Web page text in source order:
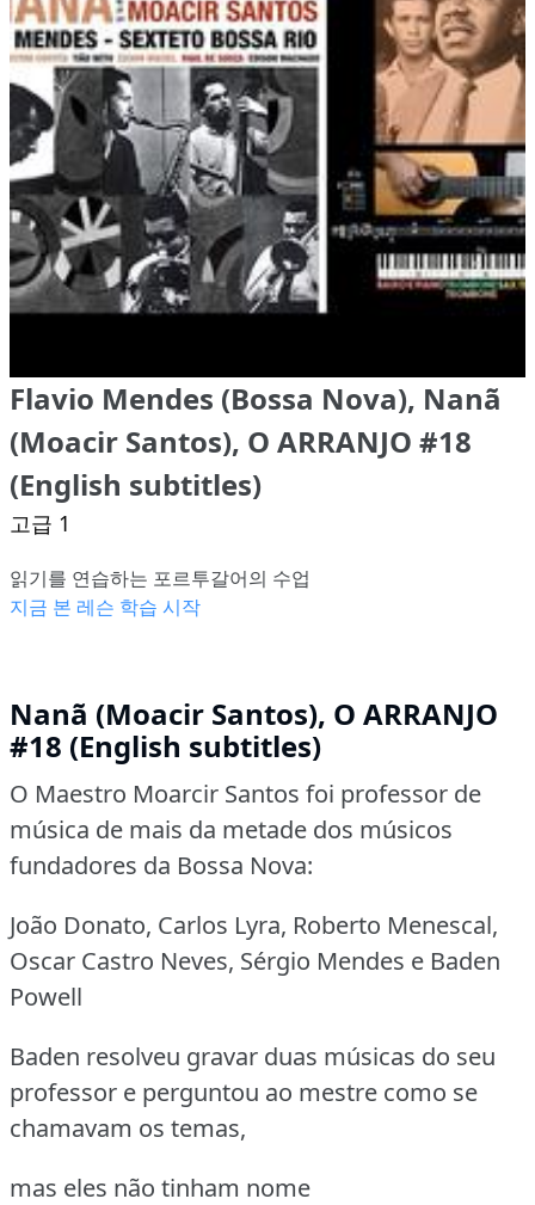
Flavio Mendes (Bossa Nova), Nanã
(Moacir Santos), O ARRANJO #18
(English subtitles)
고급 1
읽기를 연습하는 포르투갈어의 수업
지금 본 레슨 학습 시작
Nanã (Moacir Santos), O ARRANJO
#18 (English subtitles)
O Maestro Moarcir Santos foi professor de
música de mais da metade dos músicos
fundadores da Bossa Nova:
João Donato, Carlos Lyra, Roberto Menescal,
Oscar Castro Neves, Sérgio Mendes e Baden
Powell
Baden resolveu gravar duas músicas do seu
professor e perguntou ao mestre como se
chamavam os temas,
mas eles não tinham nome